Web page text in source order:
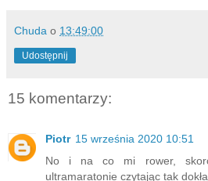
Chuda o 13:49:00
Udostępnij
15 komentarzy:
Piotr 15 września 2020 10:51
No i na co mi rower,
ultramaratonie czytając tak